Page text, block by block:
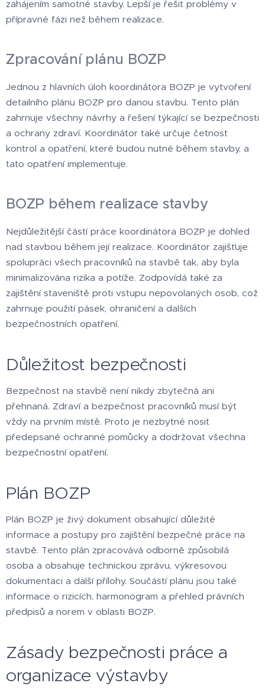
zahájením samotné stavby. Lepší je řešit problémy v
přípravné fázi než během realizace.
Zpracování plánu BOZP
Jednou z hlavních úloh koordinátora BOZP je vytvoření
detailního plánu BOZP pro danou stavbu. Tento plán
zahrnuje všechny návrhy a řešení týkající se bezpečnosti
a ochrany zdraví. Koordinátor také určuje četnost
kontrol a opatření, které budou nutné během stavby, a
tato opatření implementuje.
BOZP během realizace stavby
Nejdůležitější částí práce koordinátora BOZP je dohled
nad stavbou během její realizace. Koordinátor zajišťuje
spolupráci všech pracovníků na stavbě tak, aby byla
minimalizována rizika a potíže. Zodpovídá také za
zajištění staveniště proti vstupu nepovolaných osob, což
zahrnuje použití pásek, ohraničení a dalších
bezpečnostních opatření.
Důležitost bezpečnosti
Bezpečnost na stavbě není nikdy zbytečná ani
přehnaná. Zdraví a bezpečnost pracovníků musí být
vždy na prvním místě. Proto je nezbytné nosit
předepsané ochranné pomůcky a dodržovat všechna
bezpečnostní opatření.
Plán BOZP
Plán BOZP je živý dokument obsahující důležité
informace a postupy pro zajištění bezpečné práce na
stavbě. Tento plán zpracovává odborně způsobilá
osoba a obsahuje technickou zprávu, výkresovou
dokumentaci a další přílohy. Součástí plánu jsou také
informace o rizicích, harmonogram a přehled právních
předpisů a norem v oblasti BOZP.
Zásady bezpečnosti práce a
organizace výstavby